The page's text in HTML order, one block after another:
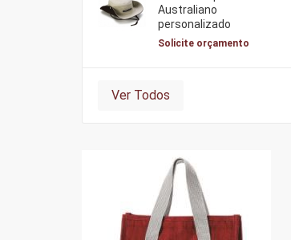
Australiano
personalizado
Solicite orçamento
Ver Todos